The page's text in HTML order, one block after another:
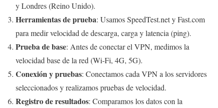
y Londres (Reino Unido).
Herramientas de prueba: Usamos SpeedTest.net y Fast.com
para medir velocidad de descarga, carga y latencia (ping).
Prueba de base: Antes de conectar el VPN, medimos la
velocidad base de la red (Wi-Fi, 4G, 5G).
Conexión y pruebas: Conectamos cada VPN a los servidores
seleccionados y realizamos pruebas de velocidad.
Registro de resultados: Comparamos los datos con la